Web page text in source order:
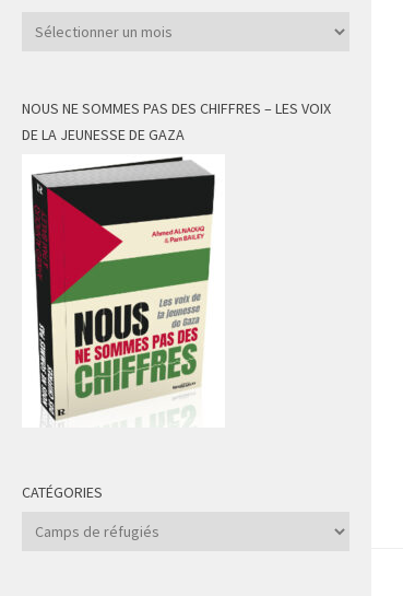
Archives
NOUS NE SOMMES PAS DES CHIFFRES – LES VOIX
DE LA JEUNESSE DE GAZA
CATÉGORIES
Catégories